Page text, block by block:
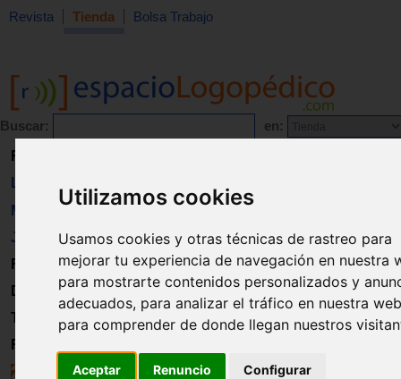
Utilizamos cookies
Usamos cookies y otras técnicas de rastreo para
mejorar tu experiencia de navegación en nuestra
para mostrarte contenidos personalizados y
adecuados, para analizar el tráfico en nuestra
para comprender de donde llegan nuestros
Aceptar Renuncio Configurar
Revista Tienda Bolsa Trabajo
Buscar: en:
Revista
Libros
Material
Juguetes
Formación
Directorio
Trabajo
Registro